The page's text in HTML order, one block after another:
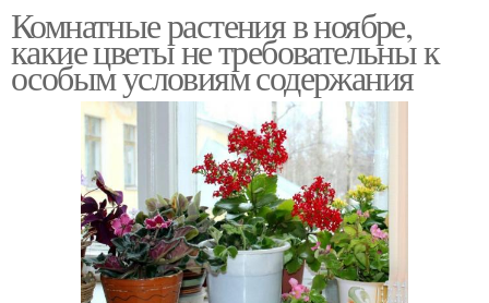
Комнатные растения в ноябре,
какие цветы не требовательны к
особым условиям содержания